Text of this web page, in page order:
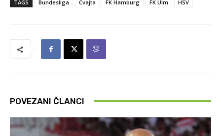
TAGS Bundesliga Cvajta FK Hamburg FK Ulm HSV
POVEZANI ČLANCI